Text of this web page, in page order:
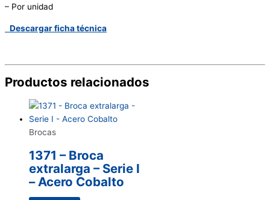
– Por unidad
Descargar ficha técnica
Productos relacionados
Brocas
1371 – Broca
extralarga – Serie I
– Acero Cobalto